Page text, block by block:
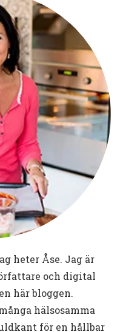
heter Åse. Jag är
och digital
här bloggen.
hälsosamma
för en hållbar